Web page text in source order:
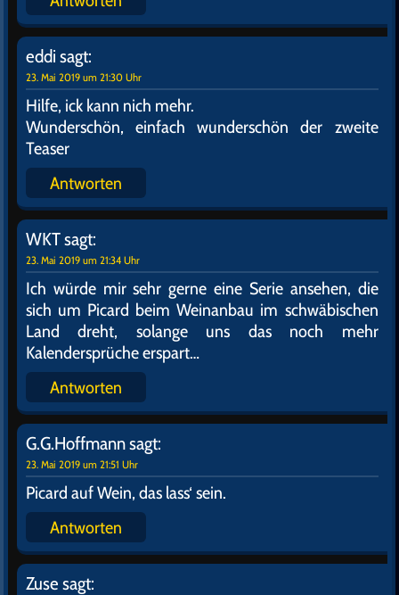
eddi sagt:
23. Mai 2019 um 21:30 Uhr
Hilfe, ick kann nich mehr.
Wunderschön, einfach wunderschön der zweite
Teaser
Antworten
WKTsagt:
23. Mai 2019 um 21:34 Uhr
Ich würde mir sehr gerne eine Serie ansehen, die
sich um Picard beim Weinanbau im schwäbischen
Land dreht, solange uns das noch mehr
Kalendersprüche erspart…
Antworten
G.G.Hoffmannsagt:
23. Mai 2019 um 21:51 Uhr
Picard auf Wein, das lass‘ sein.
Antworten
Zuse sagt: